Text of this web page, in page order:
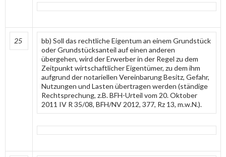
25
bb) Soll das rechtliche Eigentum an einem Grundstück
oder Grundstücksanteil auf einen anderen
übergehen, wird der Erwerber in der Regel zu dem
Zeitpunkt wirtschaftlicher Eigentümer, zu dem ihm
aufgrund der notariellen Vereinbarung Besitz, Gefahr,
Nutzungen und Lasten übertragen werden (ständige
Rechtsprechung, z.B. BFH-Urteil vom 20. Oktober
2011 IV R 35/08, BFH/NV 2012, 377, Rz 13, m.w.N.).